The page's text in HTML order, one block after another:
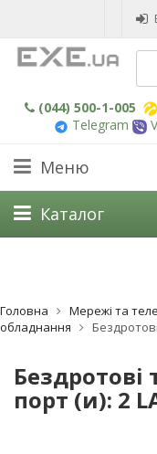
(044) 500-1-005
Telegram
Меню
Каталог
Головна Мережі та
обладнання
Бездротові
порт (и): 2